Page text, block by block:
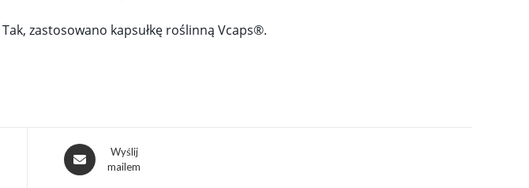
Tak, zastosowano kapsułkę roślinną Vcaps®.
Wyślij
mailem